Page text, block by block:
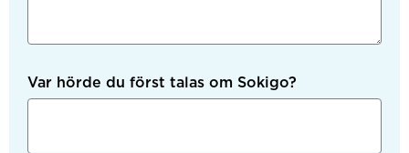
Var hörde du först talas om Sokigo?